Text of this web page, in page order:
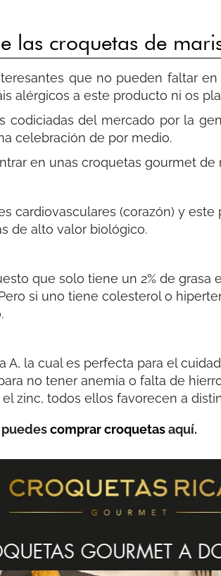
las croquetas de
que no pueden faltar
alérgicos a este producto ni os
codiciadas del mercado por la
celebración de por medio.
en unas croquetas gourmet
cardiovasculares (corazón) y
de alto valor biológico.
que solo tiene un 2% de
si uno tiene colesterol o
A, la cual es perfecta para el
no tener anemia o falta de
zinc, todos ellos favorecen a
comprar croquetas aquí.